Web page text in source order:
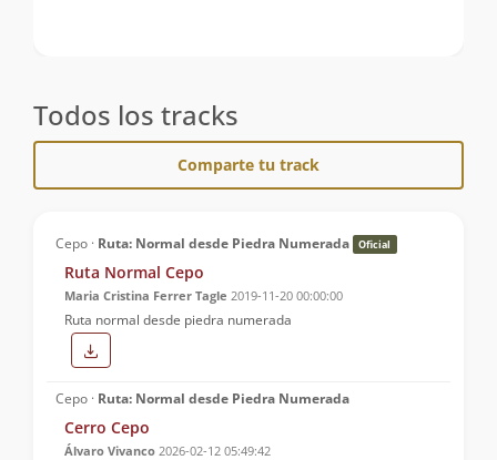
Todos los tracks
Comparte tu track
Cepo · Ruta: Normal desde Piedra Numerada Oficial
Ruta Normal Cepo
Maria Cristina Ferrer Tagle 2019-11-20 00:00:00
Ruta normal desde piedra numerada
Cepo · Ruta: Normal desde Piedra Numerada
Cerro Cepo
Álvaro Vivanco 2026-02-12 05:49:42